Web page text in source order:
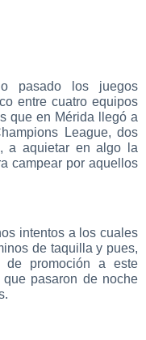
pasado los juegos
entre cuatro equipos
que en Mérida llegó a
League, dos
a aquietar en algo la
campear por aquellos
intentos a los cuales
de taquilla y pues,
de promoción a este
pasaron de noche